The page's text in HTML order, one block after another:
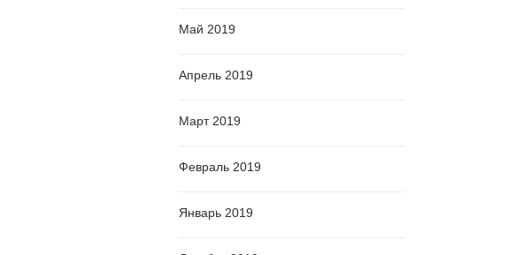
Май 2019
Апрель 2019
Март 2019
Февраль 2019
Январь 2019